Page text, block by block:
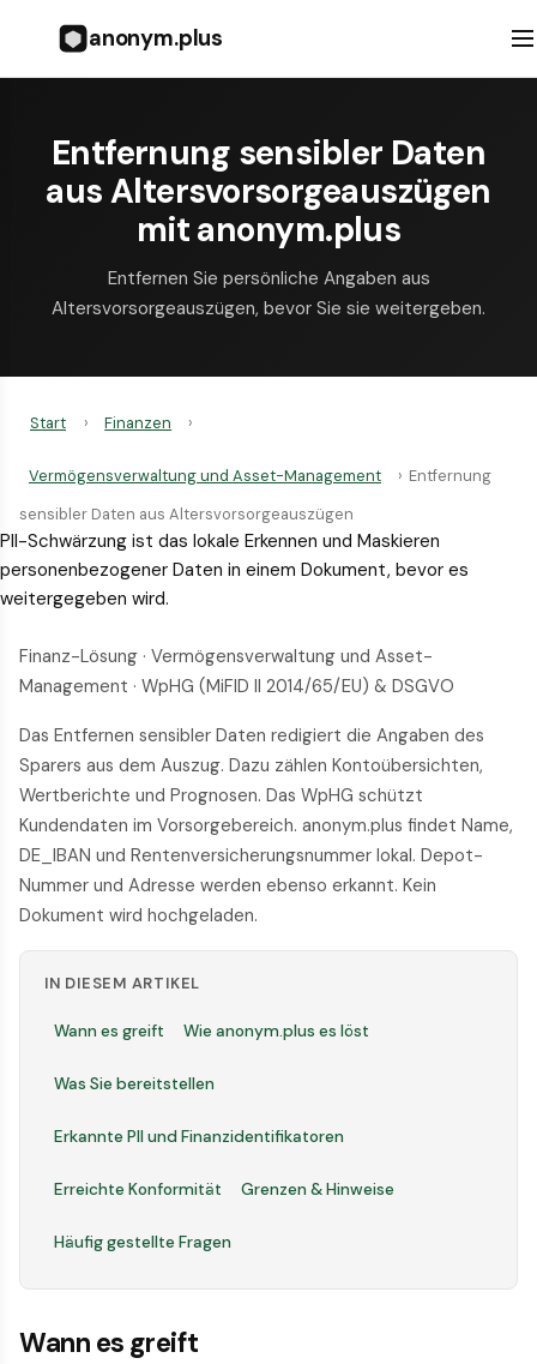
anonym.plus
Entfernung sensibler Daten
aus Altersvorsorgeauszügen
mit anonym.plus
Entfernen Sie persönliche Angaben aus
Altersvorsorgeauszügen, bevor Sie sie weitergeben.
Start › Finanzen ›
Vermögensverwaltung und Asset-Management › Entfernung
sensibler Daten aus Altersvorsorgeauszügen
PII-Schwärzung ist das lokale Erkennen und Maskieren
personenbezogener Daten in einem Dokument, bevor es
weitergegeben wird.
Finanz-Lösung · Vermögensverwaltung und Asset-
Management · WpHG (MiFID II 2014/65/EU) & DSGVO
Das Entfernen sensibler Daten redigiert die Angaben des
Sparers aus dem Auszug. Dazu zählen Kontoübersichten,
Wertberichte und Prognosen. Das WpHG schützt
Kundendaten im Vorsorgebereich. anonym.plus findet Name,
DE_IBAN und Rentenversicherungsnummer lokal. Depot-
Nummer und Adresse werden ebenso erkannt. Kein
Dokument wird hochgeladen.
IN DIESEM ARTIKEL
Wann es greift Wie anonym.plus es löst
Was Sie bereitstellen
Erkannte PII und Finanzidentifikatoren
Erreichte Konformität Grenzen & Hinweise
Häufig gestellte Fragen
Wann es greift